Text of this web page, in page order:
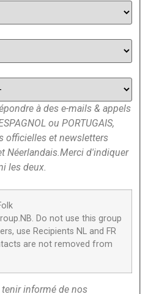
à des e-mails & appels
ou PORTUGAIS,
officielles et newsletters
Néerlandais.Merci d'indiquer
les deux.
Do not use this group
use Recipients NL and FR
are not removed from
informé de nos